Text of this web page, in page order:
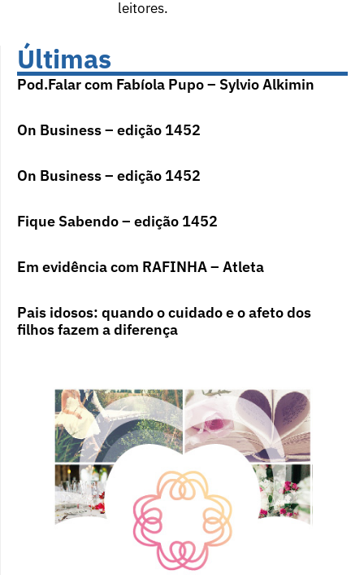
leitores.
Últimas
Pod.Falar com Fabíola Pupo – Sylvio Alkimin
On Business – edição 1452
On Business – edição 1452
Fique Sabendo – edição 1452
Em evidência com RAFINHA – Atleta
Pais idosos: quando o cuidado e o afeto dos
filhos fazem a diferença